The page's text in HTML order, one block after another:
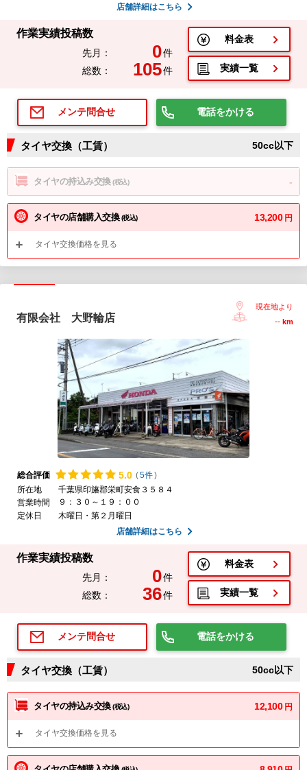
店舗詳細はこちら
作業実績投稿数
先月： 0件
総数：
105件
料金表
実績一覧
メンテ問合せ 電話をかける
タイヤ交換（工賃） 50cc以下
タイヤの持込み交換(税込) -
タイヤの店舗購入交換(税込) 13,200 円
タイヤ交換価格を見る
有限会社 大野輪店
現在地より
-- km
総合評価 5.0 (5件)
所在地
千葉県印旛郡栄町安食３５８４
営業時間
９：３０～１９：００
定休日
木曜日・第２月曜日
店舗詳細はこちら
作業実績投稿数
先月： 0件
総数：
36件
料金表
実績一覧
メンテ問合せ 電話をかける
タイヤ交換（工賃） 50cc以下
タイヤの持込み交換(税込) 12,100 円
タイヤ交換価格を見る